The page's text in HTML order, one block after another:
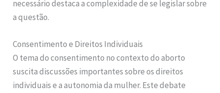
necessário destaca a complexidade de se legislar sobre
a questão.
Consentimento e Direitos Individuais
O tema do consentimento no contexto do aborto
suscita discussões importantes sobre os direitos
individuais e a autonomia da mulher. Este debate